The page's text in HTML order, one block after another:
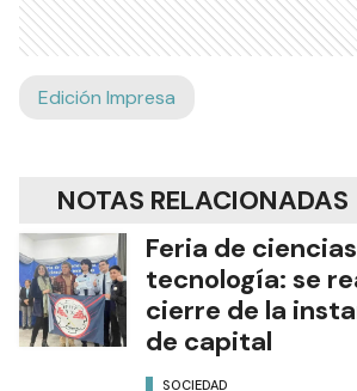
Edición Impresa
NOTAS RELACIONADAS
Feria de
tecnología: se
cierre de la
de capital
SOCIEDAD